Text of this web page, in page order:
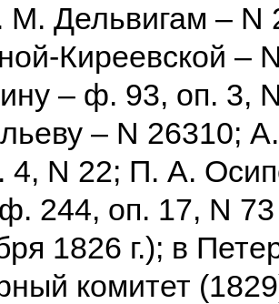
М. Дельвигам – N
Киреевской –
– ф. 93, оп. 3,
– N 26310;
4, N 22; П. А.
244, оп. 17, N
1826 г.); в
комитет